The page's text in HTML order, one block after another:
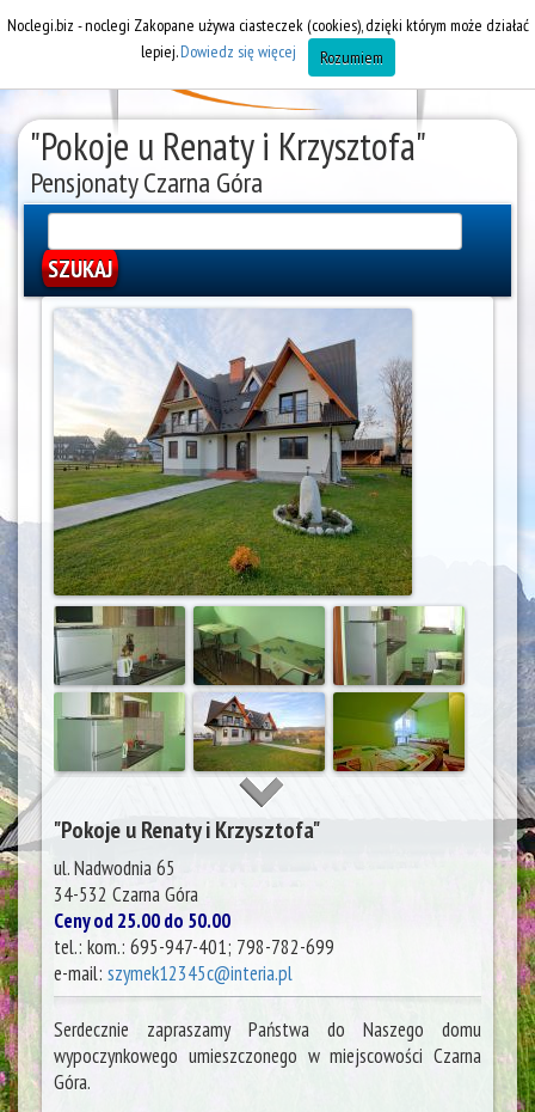
"Pokoje u Renaty i Krzysztofa"
Pensjonaty Czarna Góra
"Pokoje u Renaty i Krzysztofa"
ul. Nadwodnia 65
34-532 Czarna Góra
Ceny od 25.00 do 50.00
tel.: kom.: 695-947-401; 798-782-699
e-mail: szymek12345c@interia.pl
Serdecznie zapraszamy Państwa do Naszego domu
wypoczynkowego umieszczonego w miejscowości Czarna
Góra.
Noclegi.biz - noclegi Zakopane używa ciasteczek (cookies), dzięki którym może działać
lepiej.Dowiedz się więcej Rozumiem